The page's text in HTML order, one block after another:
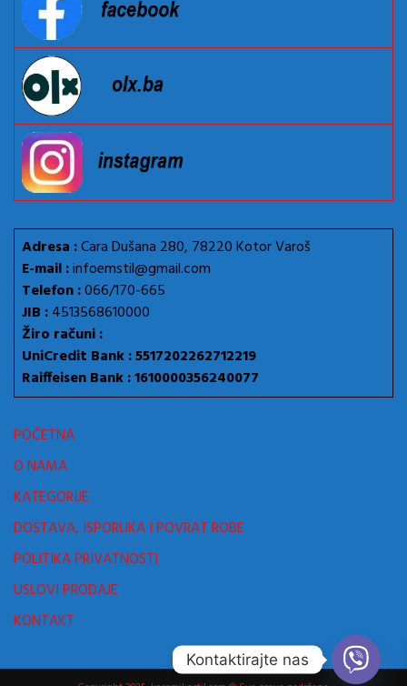
Adresa :Cara Dušana 280, 78220 Kotor Varoš
E-mail :infoemstil@gmail.com
Telefon :066/170-665
JIB :4513568610000
Žiro računi :
UniCredit Bank : 5517202262712219
Raiffeisen Bank : 1610000356240077
POČETNA
O NAMA
KATEGORIJE
DOSTAVA, ISPORUKA I POVRAT ROBE
POLITIKA PRIVATNOSTI
USLOVI PRODAJE
KONTAKT
Kontaktirajte nas